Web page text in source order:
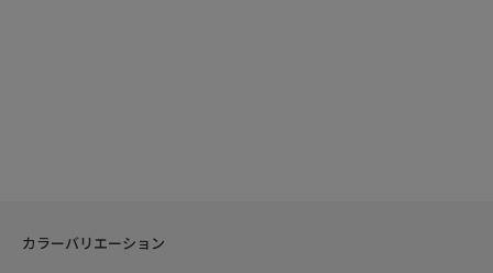
カラーバリエーション